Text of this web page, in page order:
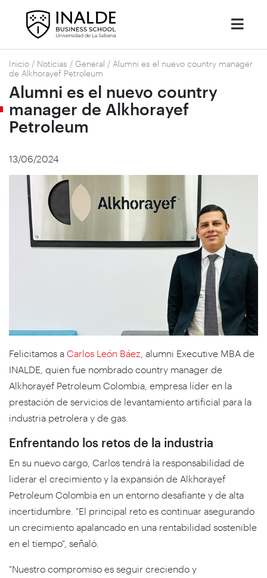
Inicio / Noticias / General / Alumni es el nuevo country manager
de Alkhorayef Petroleum
Alumni es el nuevo country
manager de Alkhorayef
Petroleum
13/06/2024
Felicitamos a Carlos León Báez , alumni Executive MBA de
INALDE, quien fue nombrado country manager de
Alkhorayef Petroleum Colombia, empresa líder en la
prestación de servicios de levantamiento artificial para la
industria petrolera y de gas.
Enfrentando los retos de la industria
En su nuevo cargo, Carlos tendrá la responsabilidad de
liderar el crecimiento y la expansión de Alkhorayef
Petroleum Colombia en un entorno desafiante y de alta
incertidumbre. "El principal reto es continuar asegurando
un crecimiento apalancado en una rentabilidad sostenible
en el tiempo", señaló.
"Nuestro compromiso es seguir creciendo y